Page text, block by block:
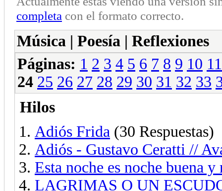
completa con el formato correcto.
Música | Poesía | Reflexiones
Páginas: 1 2 3 4 5 6 7 8 9 10 11
24 25 26 27 28 29 30 31 32 33
Hilos
Adiós Frida (30 Respuestas)
Adiós - Gustavo Ceratti //
Esta noche es noche buena
LAGRIMAS O UN